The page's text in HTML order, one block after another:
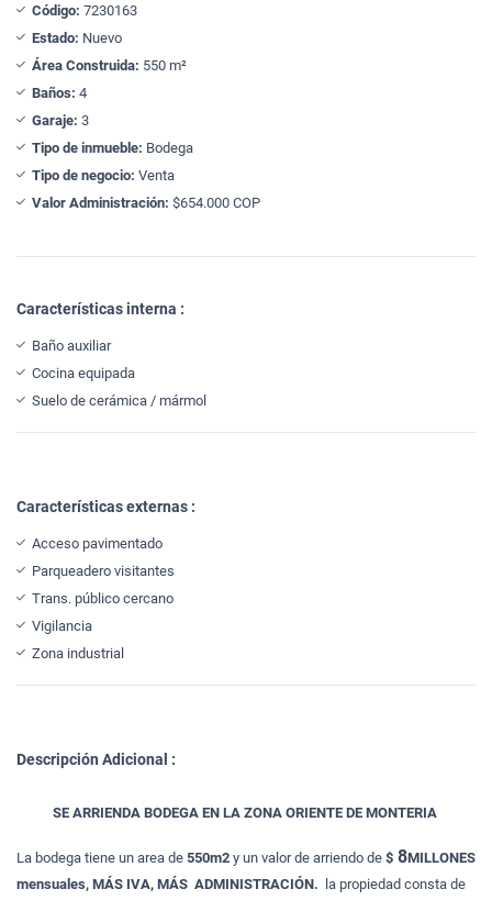
Código: 7230163
Estado: Nuevo
Área Construida: 550 m²
Baños: 4
Garaje: 3
Tipo de inmueble: Bodega
Tipo de negocio: Venta
Valor Administración: $654.000 COP
Características interna :
Baño auxiliar
Cocina equipada
Suelo de cerámica / mármol
Características externas :
Acceso pavimentado
Parqueadero visitantes
Trans. público cercano
Vigilancia
Zona industrial
Descripción Adicional :
SE ARRIENDA BODEGA EN LA ZONA ORIENTE DE MONTERIA
La bodega tiene un area de 550m2 y un valor de arriendo de $ 8MILLONES
mensuales, MÁS IVA, MÁS ADMINISTRACIÓN.
la propiedad consta de